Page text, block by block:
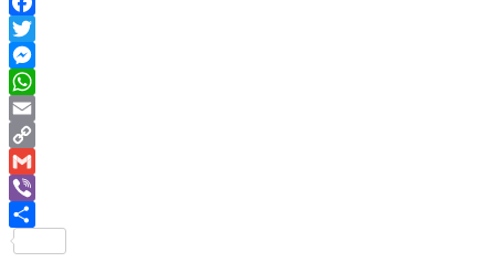
Facebook
Twitter
Messenger
WhatsApp
Email
Copy
Link
Gmail
Viber